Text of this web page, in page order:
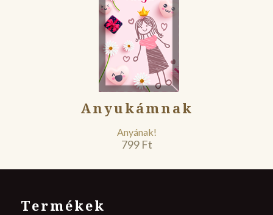
Anyukámnak
Anyának!
799 Ft
Termékek